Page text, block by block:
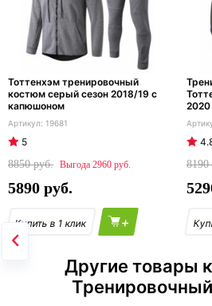
Тоттенхэм тренировочный
костюм серый сезон 2018/19 с
капюшоном
19681
5
8850
2960
5890
+
2020
8190
Другие товары